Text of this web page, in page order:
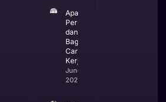
Apa Itu CV
Perusahaan
dan
Bagaimana
Cara
Kerjanya
June 25,
2026